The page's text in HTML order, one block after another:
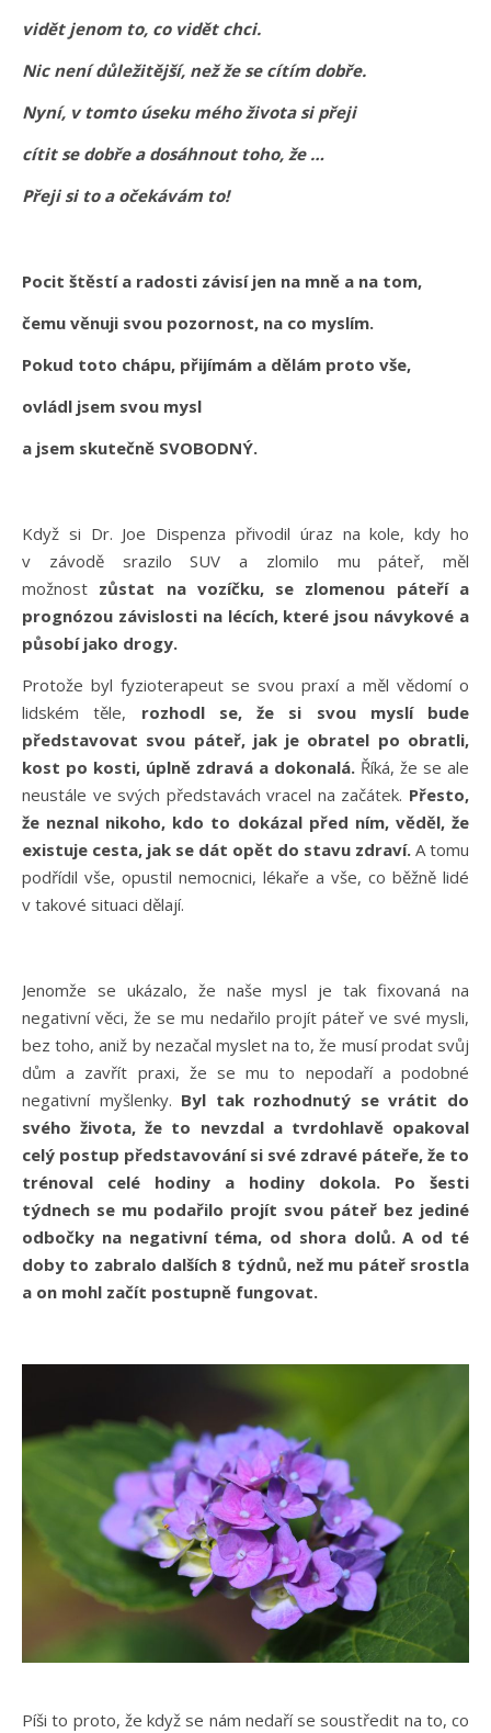
vidět jenom to, co vidět chci.
Nic není důležitější, než že se cítím dobře.
Nyní, v tomto úseku mého života si přeji
cítit se dobře a dosáhnout toho, že …
Přeji si to a očekávám to!
Pocit štěstí a radosti závisí jen na mně a na tom,
čemu věnuji svou pozornost, na co myslím.
Pokud toto chápu, přijímám a dělám proto vše,
ovládl jsem svou mysl
a jsem skutečně SVOBODNÝ.
Když si Dr. Joe Dispenza přivodil úraz na kole, kdy ho
v závodě srazilo SUV a zlomilo mu páteř, měl
možnost zůstat na vozíčku, se zlomenou páteří a
prognózou závislosti na lécích, které jsou návykové a
působí jako drogy.
Protože byl fyzioterapeut se svou praxí a měl vědomí o
lidském těle, rozhodl se, že si svou myslí bude
představovat svou páteř, jak je obratel po obratli,
kost po kosti, úplně zdravá a dokonalá. Říká, že se ale
neustále ve svých představách vracel na začátek. Přesto,
že neznal nikoho, kdo to dokázal před ním, věděl, že
existuje cesta, jak se dát opět do stavu zdraví. A tomu
podřídil vše, opustil nemocnici, lékaře a vše, co běžně lidé
v takové situaci dělají.
Jenomže se ukázalo, že naše mysl je tak fixovaná na
negativní věci, že se mu nedařilo projít páteř ve své mysli,
bez toho, aniž by nezačal myslet na to, že musí prodat svůj
dům a zavřít praxi, že se mu to nepodaří a podobné
negativní myšlenky. Byl tak rozhodnutý se vrátit do
svého života, že to nevzdal a tvrdohlavě opakoval
celý postup představování si své zdravé páteře, že to
trénoval celé hodiny a hodiny dokola. Po šesti
týdnech se mu podařilo projít svou páteř bez jediné
odbočky na negativní téma, od shora dolů. A od té
doby to zabralo dalších 8 týdnů, než mu páteř srostla
a on mohl začít postupně fungovat.
Píši to proto, že když se nám nedaří se soustředit na to, co